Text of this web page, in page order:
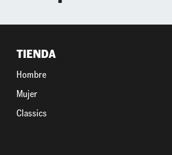
TIENDA
Hombre
Mujer
Classics